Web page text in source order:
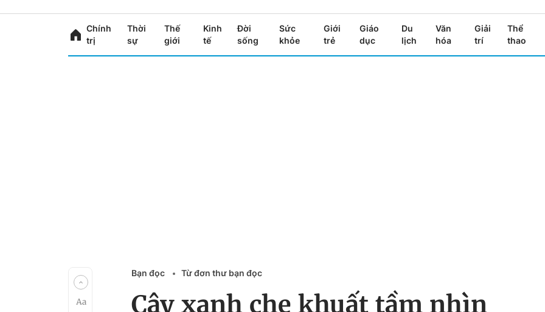
Chính
trị
Thời
sự
Thế
giới
Kinh
tế
Đời
sống
Sức
khỏe
Giới
trẻ
Giáo
dục
Du
lịch
Văn
hóa
Giải
trí
Thể
thao
Bạn đọc Từ đơn thư bạn đọc
Cây xanh che khuất tầm nhìn